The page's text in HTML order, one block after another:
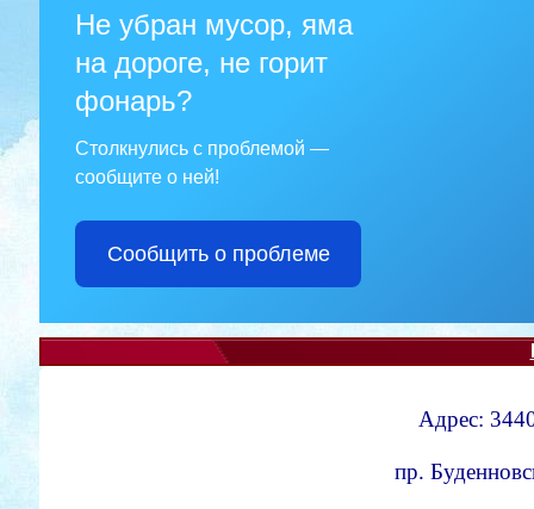
Не убран мусор, яма
на дороге, не горит
фонарь?
Столкнулись с проблемой —
сообщите о ней!
Сообщить о проблеме
Адрес:
пр.